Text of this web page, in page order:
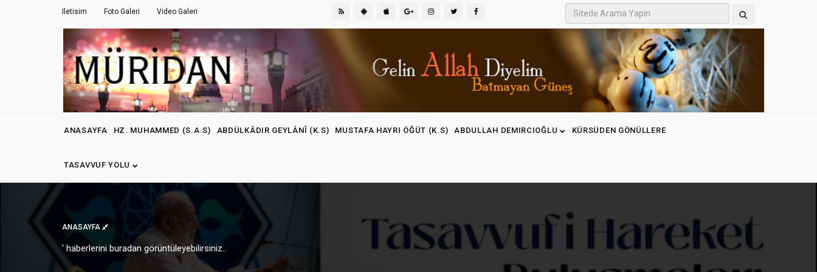
Iletisim Foto Galeri Video Galeri
ANASAYFA HZ. MUHAMMED (S.A.S) ABDÜLKÂDIR GEYLÂNÎ (K.S) MUSTAFA HAYRI ÖĞÜT (K.S) ABDULLAH DEMIRCIOĞLU KÜRSÜDEN GÖNÜLLERE
TASAVVUF YOLU
ANASAYFA
' haberlerini buradan görüntüleyebilirsiniz..